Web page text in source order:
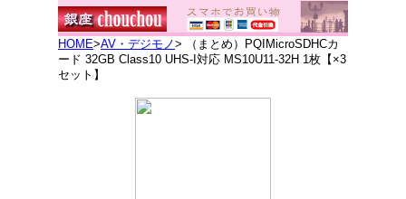
HOME>AV・デジモノ> （まとめ）PQIMicroSDHCカ
ード 32GB Class10 UHS-I対応 MS10U11-32H 1枚【×3
セット】